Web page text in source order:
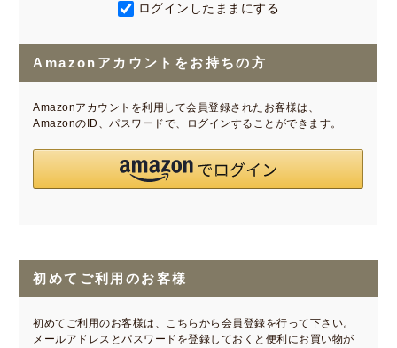
ログインしたままにする
Amazonアカウントをお持ちの方
Amazonアカウントを利用して会員登録されたお客様は、
AmazonのID、パスワードで、ログインすることができます。
初めてご利用のお客様
初めてご利用のお客様は、こちらから会員登録を行って下さい。
メールアドレスとパスワードを登録しておくと便利にお買い物が